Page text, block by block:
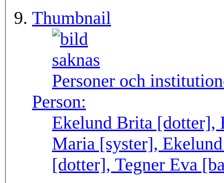
Thumbnail
Personer och
Person:
Ekelund Brita [dotter],
Maria [syster],
[dotter], Tegner Eva